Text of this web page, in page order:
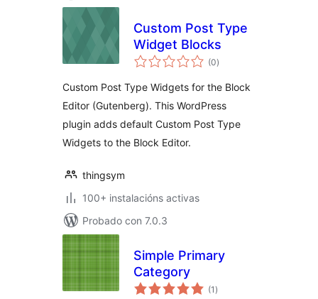
Custom Post Type
Widget Blocks
(0valoracións
totais
)
Custom Post Type Widgets for the Block
Editor (Gutenberg). This WordPress
plugin adds default Custom Post Type
Widgets to the Block Editor.
thingsym
100+ instalacións activas
Probado con 7.0.3
Simple Primary
Category
(1 valoracións
totais
)